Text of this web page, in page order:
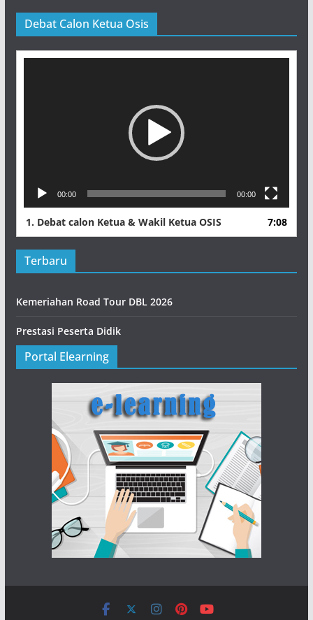
Debat Calon Ketua Osis
00:00 00:00
1. Debat calon Ketua & Wakil Ketua OSIS 7:08
Terbaru
Kemeriahan Road Tour DBL 2026
Prestasi Peserta Didik
Portal Elearning